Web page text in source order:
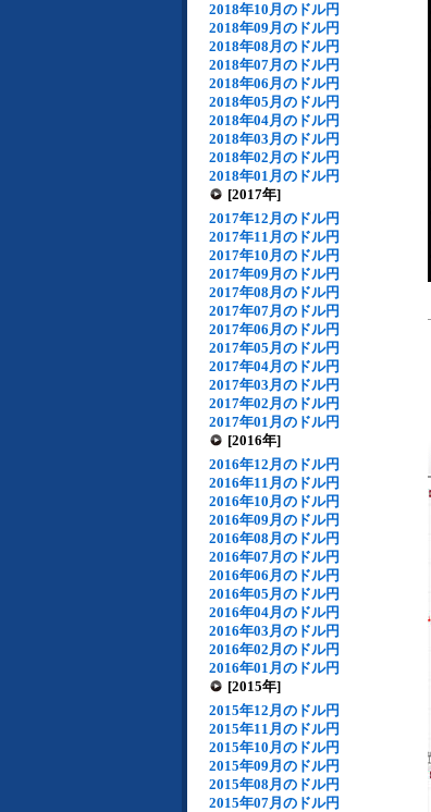
2018年10月のドル円
2018年09月のドル円
2018年08月のドル円
2018年07月のドル円
2018年06月のドル円
2018年05月のドル円
2018年04月のドル円
2018年03月のドル円
2018年02月のドル円
2018年01月のドル円
[2017年]
2017年12月のドル円
2017年11月のドル円
2017年10月のドル円
2017年09月のドル円
2017年08月のドル円
2017年07月のドル円
2017年06月のドル円
2017年05月のドル円
2017年04月のドル円
2017年03月のドル円
2017年02月のドル円
2017年01月のドル円
[2016年]
2016年12月のドル円
2016年11月のドル円
2016年10月のドル円
2016年09月のドル円
2016年08月のドル円
2016年07月のドル円
2016年06月のドル円
2016年05月のドル円
2016年04月のドル円
2016年03月のドル円
2016年02月のドル円
2016年01月のドル円
[2015年]
2015年12月のドル円
2015年11月のドル円
2015年10月のドル円
2015年09月のドル円
2015年08月のドル円
2015年07月のドル円